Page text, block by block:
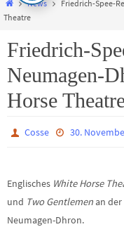
StartNews
Friedrich-Spee-
Theatre
Friedrich-
Neumagen-
Horse
Cosse 30.
Englisches White Horse
und Two Gentlemen an
Neumagen-Dhron.